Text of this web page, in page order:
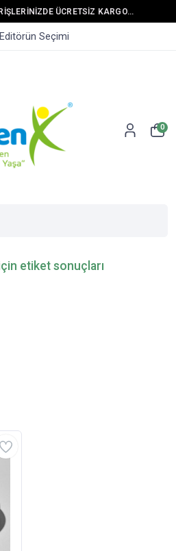
ÜCRETSİZ KARGO...
Editörün Seçimi
0
etiket sonuçları